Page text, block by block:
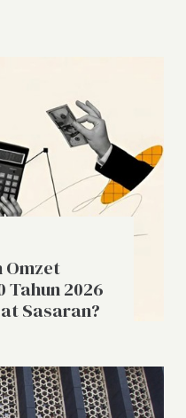
Omzet
Tahun 2026
Sasaran?